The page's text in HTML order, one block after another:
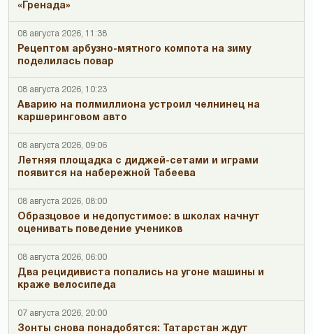
«Гренада»
08 августа 2026, 11:38
Рецептом арбузно-мятного компота на зиму
поделилась повар
08 августа 2026, 10:23
Аварию на полмиллиона устроил челнинец на
каршеринговом авто
08 августа 2026, 09:06
Летняя площадка с диджей-сетами и играми
появится на набережной Табеева
08 августа 2026, 08:00
Образцовое и недопустимое: в школах начнут
оценивать поведение учеников
08 августа 2026, 06:00
Два рецидивиста попались на угоне машины и
краже велосипеда
07 августа 2026, 20:00
Зонты снова понадобятся: Татарстан ждут